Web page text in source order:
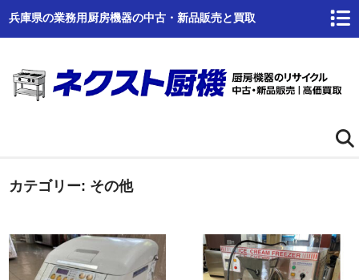
兵庫県の業務用厨房機器の中古・新品販売と買取
ホーム
商品一覧
カテゴリー: その他